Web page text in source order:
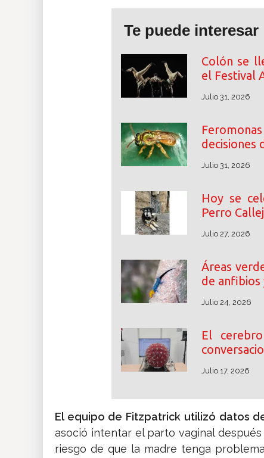
Te puede interesar
Colón se
el Festival
Julio 31, 2026
decisiones
Julio 31, 2026
Hoy se
Perro
Julio 27, 2026
Áreas
de anfibios
Julio 24, 2026
El
Julio 17, 2026
El equipo de Fitzpatrick utilizó datos
asoció intentar el parto vaginal
riesgo de que la madre tenga